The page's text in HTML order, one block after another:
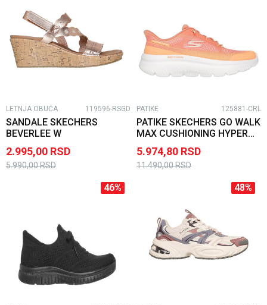
LETNJA OBUĆA 119596-RSGD
SANDALE SKECHERS
BEVERLEE W
2.995,00 RSD
5.990,00RSD
PATIKE 125881-CRL
PATIKE SKECHERS GO WALK
MAX CUSHIONING HYPER
5.974,80 RSD
11.490,00RSD
46% 48%